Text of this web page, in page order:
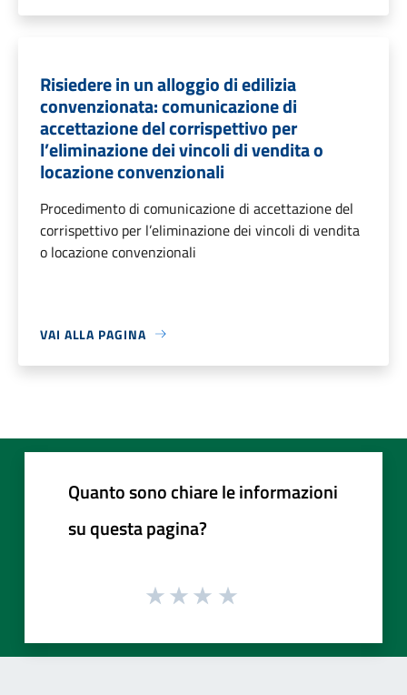
Risiedere in un alloggio di edilizia
convenzionata: comunicazione di
accettazione del corrispettivo per
l’eliminazione dei vincoli di vendita o
locazione convenzionali
Procedimento di comunicazione di accettazione del
corrispettivo per l’eliminazione dei vincoli di vendita
o locazione convenzionali
VAI ALLA PAGINA
Quanto sono chiare le informazioni
su questa pagina?